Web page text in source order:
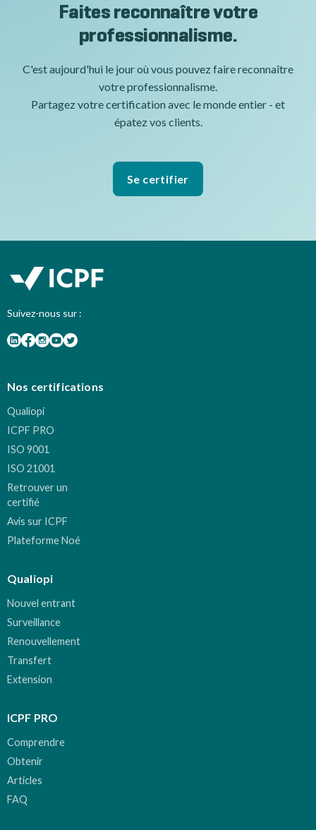
Faites reconnaître votre
professionnalisme.
C'est aujourd'hui le jour où vous pouvez faire reconnaître
votre professionnalisme.
Partagez votre certification avec le monde entier - et
épatez vos clients.
Se certifier
Suivez-nous sur :
Nos certifications
Qualiopi
ICPF PRO
ISO 9001
ISO 21001
Retrouver un
certifié
Avis sur ICPF
Plateforme Noé
Qualiopi
Nouvel entrant
Surveillance
Renouvellement
Transfert
Extension
ICPF PRO
Comprendre
Obtenir
Articles
FAQ